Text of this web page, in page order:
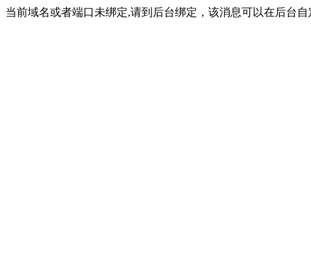
当前域名或者端口未绑定,请到后台绑定，该消息可以在后台自